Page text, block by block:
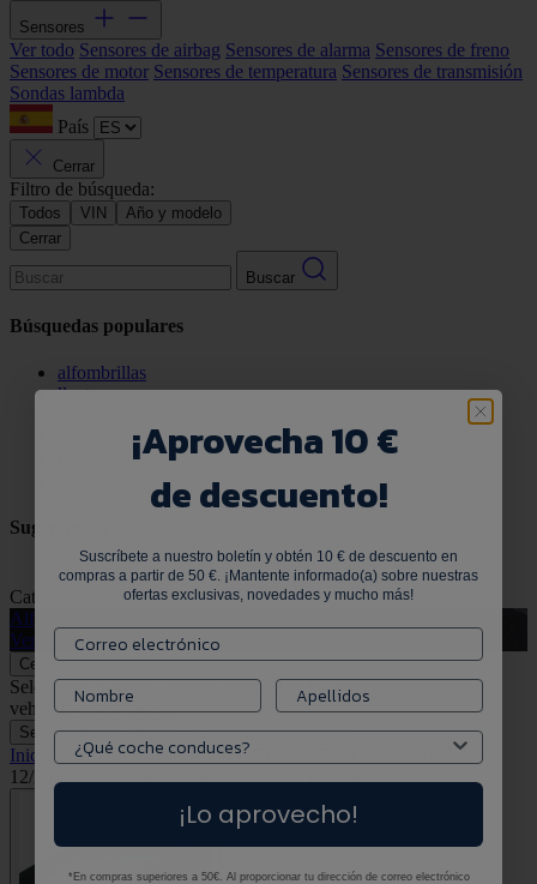
Sensores
Ver todo Sensores de airbag Sensores de alarma Sensores de freno
Sensores de motor Sensores de temperatura Sensores de transmisión
Sondas lambda
País
Cerrar
Filtro de búsqueda:
Todos VIN
Año y modelo
Cerrar
Buscar
Búsquedas populares
alfombrillas
llantas
Sugerencias
Categorías populares Ver todo
Alfombrillas de goma
Ver productos
Cerrar
Selecciona tu vehículo para comprobar la compatibilidad:Ningún
vehículo seleccionado
Selecciona tu vehículo Selecciona tu vehículo
Inicio Vinilos de carrocería•
Original Ford Focus 01/2008-
12/2010 Kit de bandas para techo GT en color plata.
¡Aprovecha 10 €
de descuento!
Suscríbete a nuestro boletín y obtén 10 € de descuento en
compras a partir de 50 €. ¡Mantente informado(a) sobre nuestras
ofertas exclusivas, novedades y mucho más!
¡Lo aprovecho!
*En compras superiores a 50€. Al proporcionar tu dirección de correo electrónico